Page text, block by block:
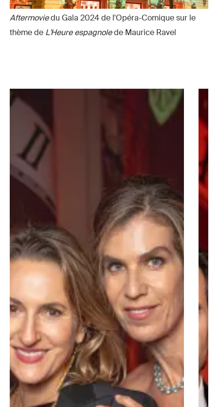
Staes
Astrid
Staes
Aftermoviedu Gala 2024 de l'Opéra-Comique sur le
thème de L'Heure espagnolede Maurice Ravel